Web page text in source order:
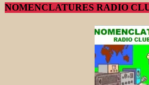
NOMENCLATURES RADIO